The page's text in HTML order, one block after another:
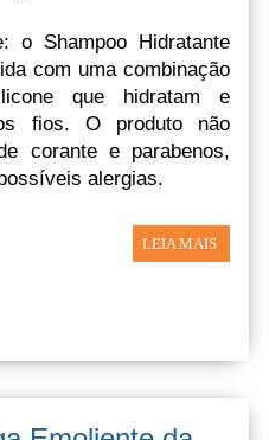
o Shampoo Hidratante
com uma combinação
que hidratam e
fios. O produto não
corante e parabenos,
alergias.
LEIA MAIS